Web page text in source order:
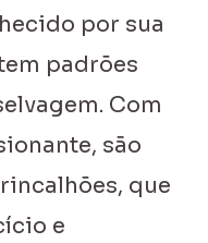
por sua
padrões
Com
são
que
e